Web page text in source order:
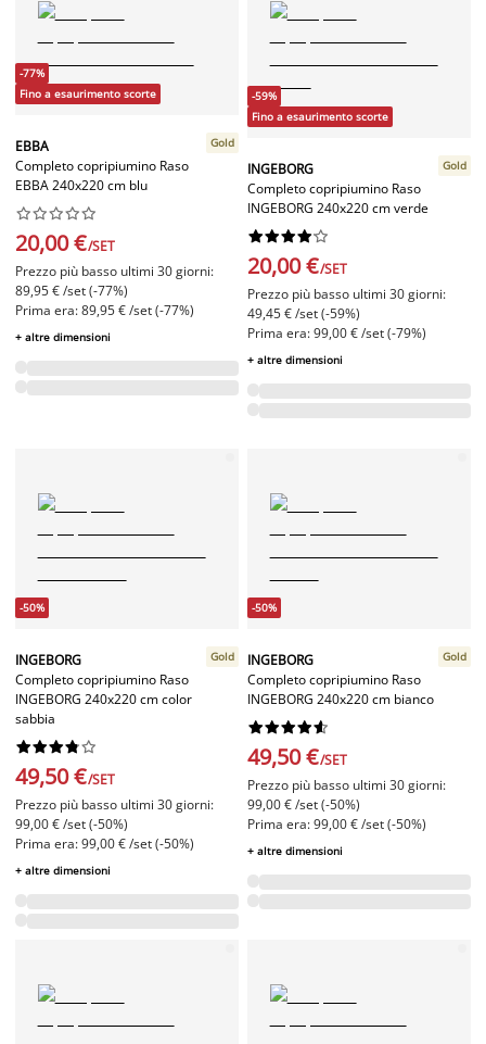
-77%
Fino a esaurimento scorte
EBBA
Completo copripiumino Raso
EBBA 240x220 cm blu
Gold






20,00 €/SET
Prezzo più basso ultimi 30 giorni:
89,95 € /set (-77%)
Prima era: 89,95 € /set (-77%)
+ altre dimensioni
-59%
Fino a esaurimento scorte
INGEBORG
Completo copripiumino Raso
INGEBORG 240x220 cm verde
Gold






20,00 €/SET
Prezzo più basso ultimi 30 giorni:
49,45 € /set (-59%)
Prima era: 99,00 € /set (-79%)
+ altre dimensioni
-50%
INGEBORG
Completo copripiumino Raso
INGEBORG 240x220 cm color
sabbia
Gold






49,50 €/SET
Prezzo più basso ultimi 30 giorni:
99,00 € /set (-50%)
Prima era: 99,00 € /set (-50%)
+ altre dimensioni
-50%
INGEBORG
Completo copripiumino Raso
INGEBORG 240x220 cm bianco
Gold






49,50 €/SET
Prezzo più basso ultimi 30 giorni:
99,00 € /set (-50%)
Prima era: 99,00 € /set (-50%)
+ altre dimensioni